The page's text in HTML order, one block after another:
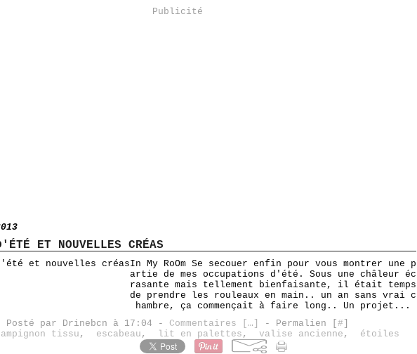
Publicité
ET NOUVELLES CRÉAS
In My RoOm Se secouer enfin pour vous montrer une p
artie de mes occupations d'été. Sous une châleur éc
rasante mais tellement bienfaisante, il était temps
de prendre les rouleaux en main.. un an sans vrai c
hambre, ça commençait à faire long.. Un projet...
Posté par Drinebcn à 17:04 - Commentaires [ … - Permalien [ #
tissu , escabeau , lit en palettes , valise ancienne , étoiles